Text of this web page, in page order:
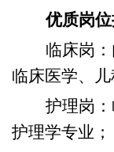
优质岗
临床岗
临床医学、儿
护理岗
护理学专业；